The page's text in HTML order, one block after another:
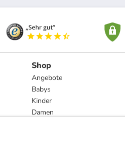
Shop
Angebote
Babys
Kinder
Damen